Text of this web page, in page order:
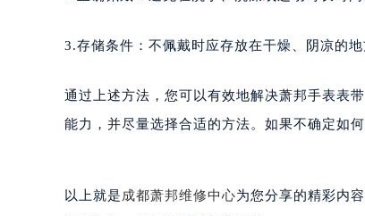
黑龙江省牡丹江市东安区太平
黑龙江省齐齐哈尔市龙沙区龙
黑龙江省绥化市北林区新华街
黑龙江省伊春市伊美区通河路
吉林省吉林市船营区河南街萧
3.存储条件：不佩戴时应存放在干燥、阴凉的
通过上述方法，您可以有效地解决萧邦手表表
能力，并尽量选择合适的方法。如果不确定如
以上就是 成都萧邦维修中心为您分享的精彩内